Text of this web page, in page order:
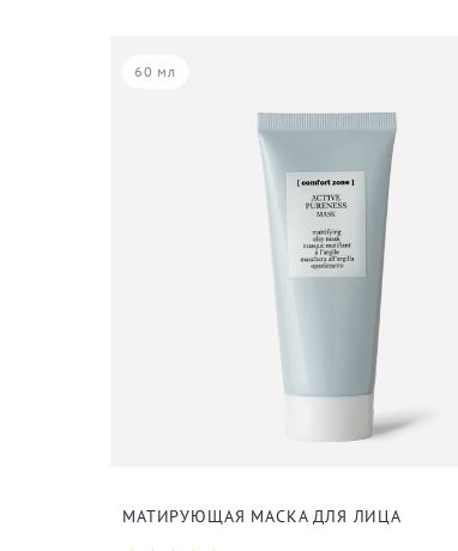
60 мл
МАТИРУЮЩАЯ МАСКА ДЛЯ ЛИЦА